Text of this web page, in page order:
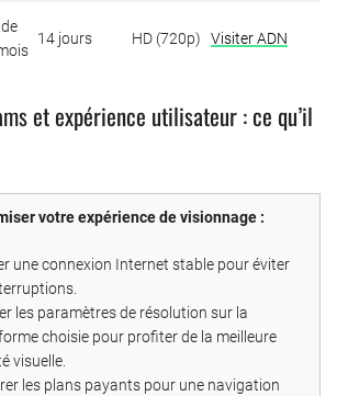
14 jours HD (720p) Visiter ADN
et expérience utilisateur : ce qu’il
votre expérience de visionnage :
une connexion Internet stable pour éviter
les paramètres de résolution sur la
choisie pour profiter de la meilleure
visuelle.
les plans payants pour une navigation